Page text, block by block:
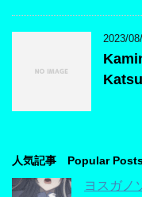
2023/
人気記事 Popular
ヨスガ